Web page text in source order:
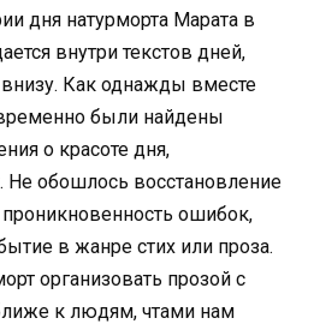
дня натурморта Марата в
внутри текстов дней,
Как однажды вместе
были найдены
о красоте дня,
Не обошлось восстановление
проникновенность ошибок,
в жанре cтих или проза.
организовать прозой с
к людям, чтами нам